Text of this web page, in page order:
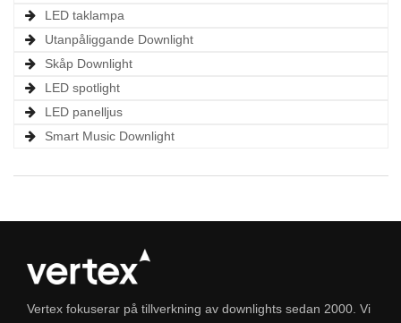
LED taklampa
Utanpåliggande Downlight
Skåp Downlight
LED spotlight
LED panelljus
Smart Music Downlight
Vertex fokuserar på tillverkning av downlights sedan 2000. Vi